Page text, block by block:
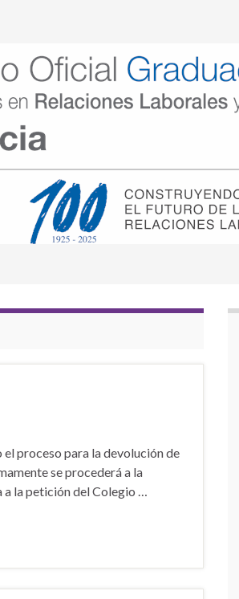
el proceso para la devolución de
se procederá a la
a la petición del Colegio …